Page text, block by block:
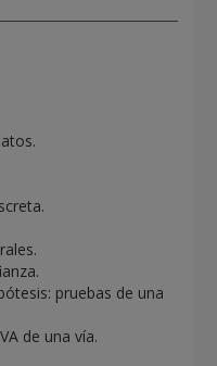
pruebas de una
de una vía.